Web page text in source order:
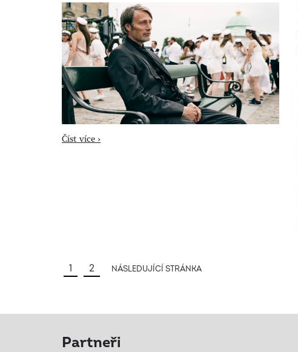
Číst více ›
1 2 NÁSLEDUJÍCÍ STRÁNKA
Partneři